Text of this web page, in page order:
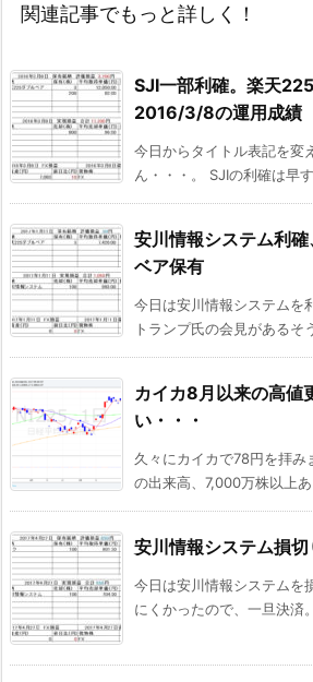
関連記事でもっと詳しく！
SJI一部利確。楽天
2016/3/8の運用成績
今日からタイトル表記を変
ん・・・。 SJIの利確は早
安川情報システム利
ベア保有
今日は安川情報システムを
トランプ氏の会見があるそ
カイカ8月以来の高値
い・・・
久々にカイカで78円を拝み
の出来高、7,000万株以上
安川情報システム損切
今日は安川情報システムを
にくかったので、一旦決済